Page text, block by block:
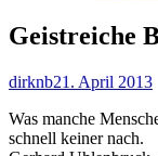
Geistreiche
Autor
dirknbVeröffentlicht
21. April 2013
Was manche
schnell keiner nach.